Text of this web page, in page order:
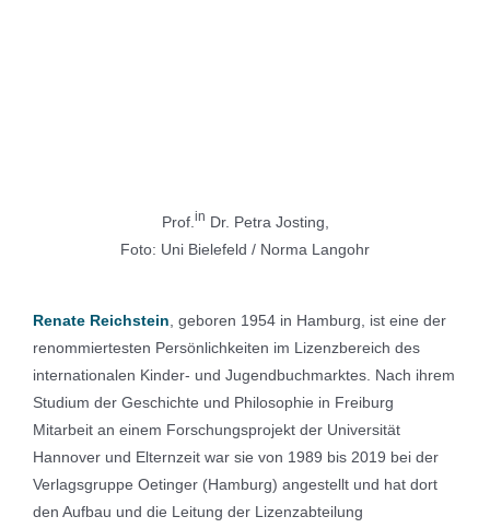
Prof. in Dr. Petra Josting,
Foto: Uni Bielefeld / Norma Langohr
Renate Reichstein , geboren 1954 in Hamburg, ist eine der
renommiertesten Persönlichkeiten im Lizenzbereich des
internationalen Kinder- und Jugendbuchmarktes. Nach ihrem
Studium der Geschichte und Philosophie in Freiburg
Mitarbeit an einem Forschungsprojekt der Universität
Hannover und Elternzeit war sie von 1989 bis 2019 bei der
Verlagsgruppe Oetinger (Hamburg) angestellt und hat dort
den Aufbau und die Leitung der Lizenzabteilung